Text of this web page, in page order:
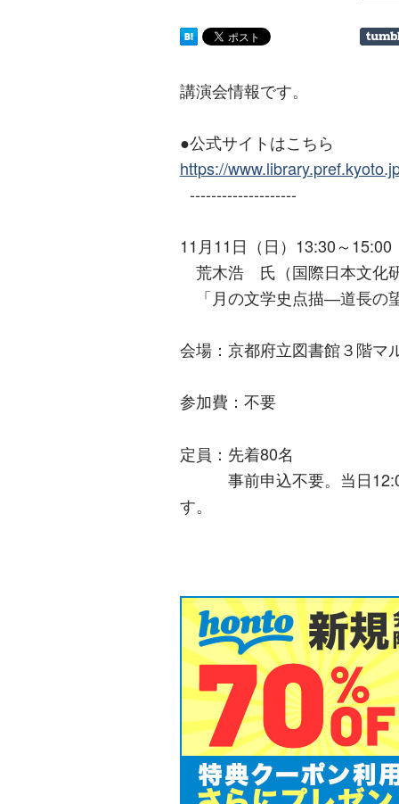
講演会情報です。
●公式サイトはこちら
https://
--------------------
11月11日（日）13:30～15:00
荒木浩 氏（国際日本文化
「月の文学史点描―道長の
会場：京都府立図書館３階マ
参加費：不要
定員：先着80名
事前申込不要。当日12:00
す。